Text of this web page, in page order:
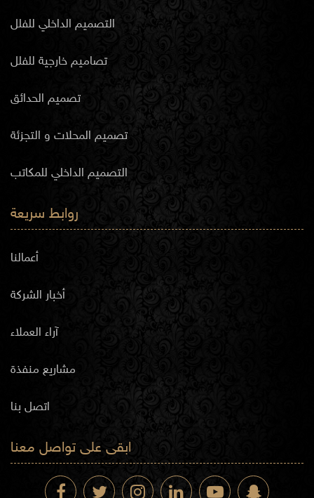
التصميم الداخلي للفلل
تصاميم خارجية للفلل
تصميم الحدائق
تصميم المحلات و التجزئة
التصميم الداخلي للمكاتب
روابط سريعة
أعمالنا
أخبار الشركة
آراء العملاء
مشاريع منفذة
اتصل بنا
ابقى على تواصل معنا